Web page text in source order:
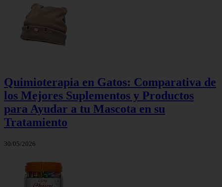
Quimioterapia en Gatos: Comparativa de
los Mejores Suplementos y Productos
para Ayudar a tu Mascota en su
Tratamiento
30/05/2026